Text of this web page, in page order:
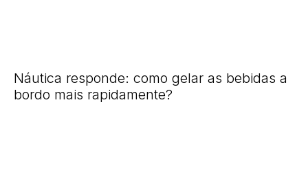
Náutica responde: como gelar as bebidas a
bordo mais rapidamente?